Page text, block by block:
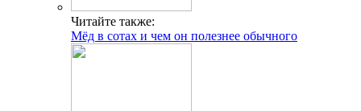
Читайте также:
Мёд в сотах и чем он полезнее обычного